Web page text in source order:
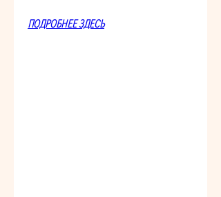
ПОДРОБНЕЕ ЗДЕСЬ